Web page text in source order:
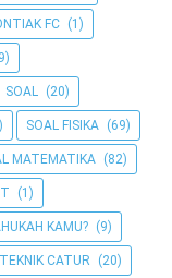
FC (1)
SOAL (20)
SOAL FISIKA (69)
MATEMATIKA (82)
(1)
KAMU? (9)
TEKNIK CATUR (20)